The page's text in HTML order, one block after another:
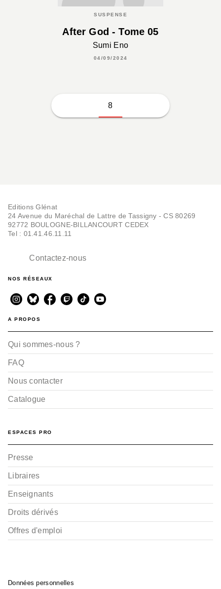
SUSPENSE
After God - Tome 05
Sumi Eno
04/09/2024
8
Editions Glénat
24 Avenue du Maréchal de Lattre de Tassigny - CS 80269
92772 BOULOGNE-BILLANCOURT CEDEX
Tel : 01.41.46.11.11
Contactez-nous
NOS RÉSEAUX
A PROPOS
Qui sommes-nous ?
FAQ
Nous contacter
Catalogue
ESPACES PRO
Presse
Libraires
Enseignants
Droits dérivés
Offres d'emploi
Données personnelles